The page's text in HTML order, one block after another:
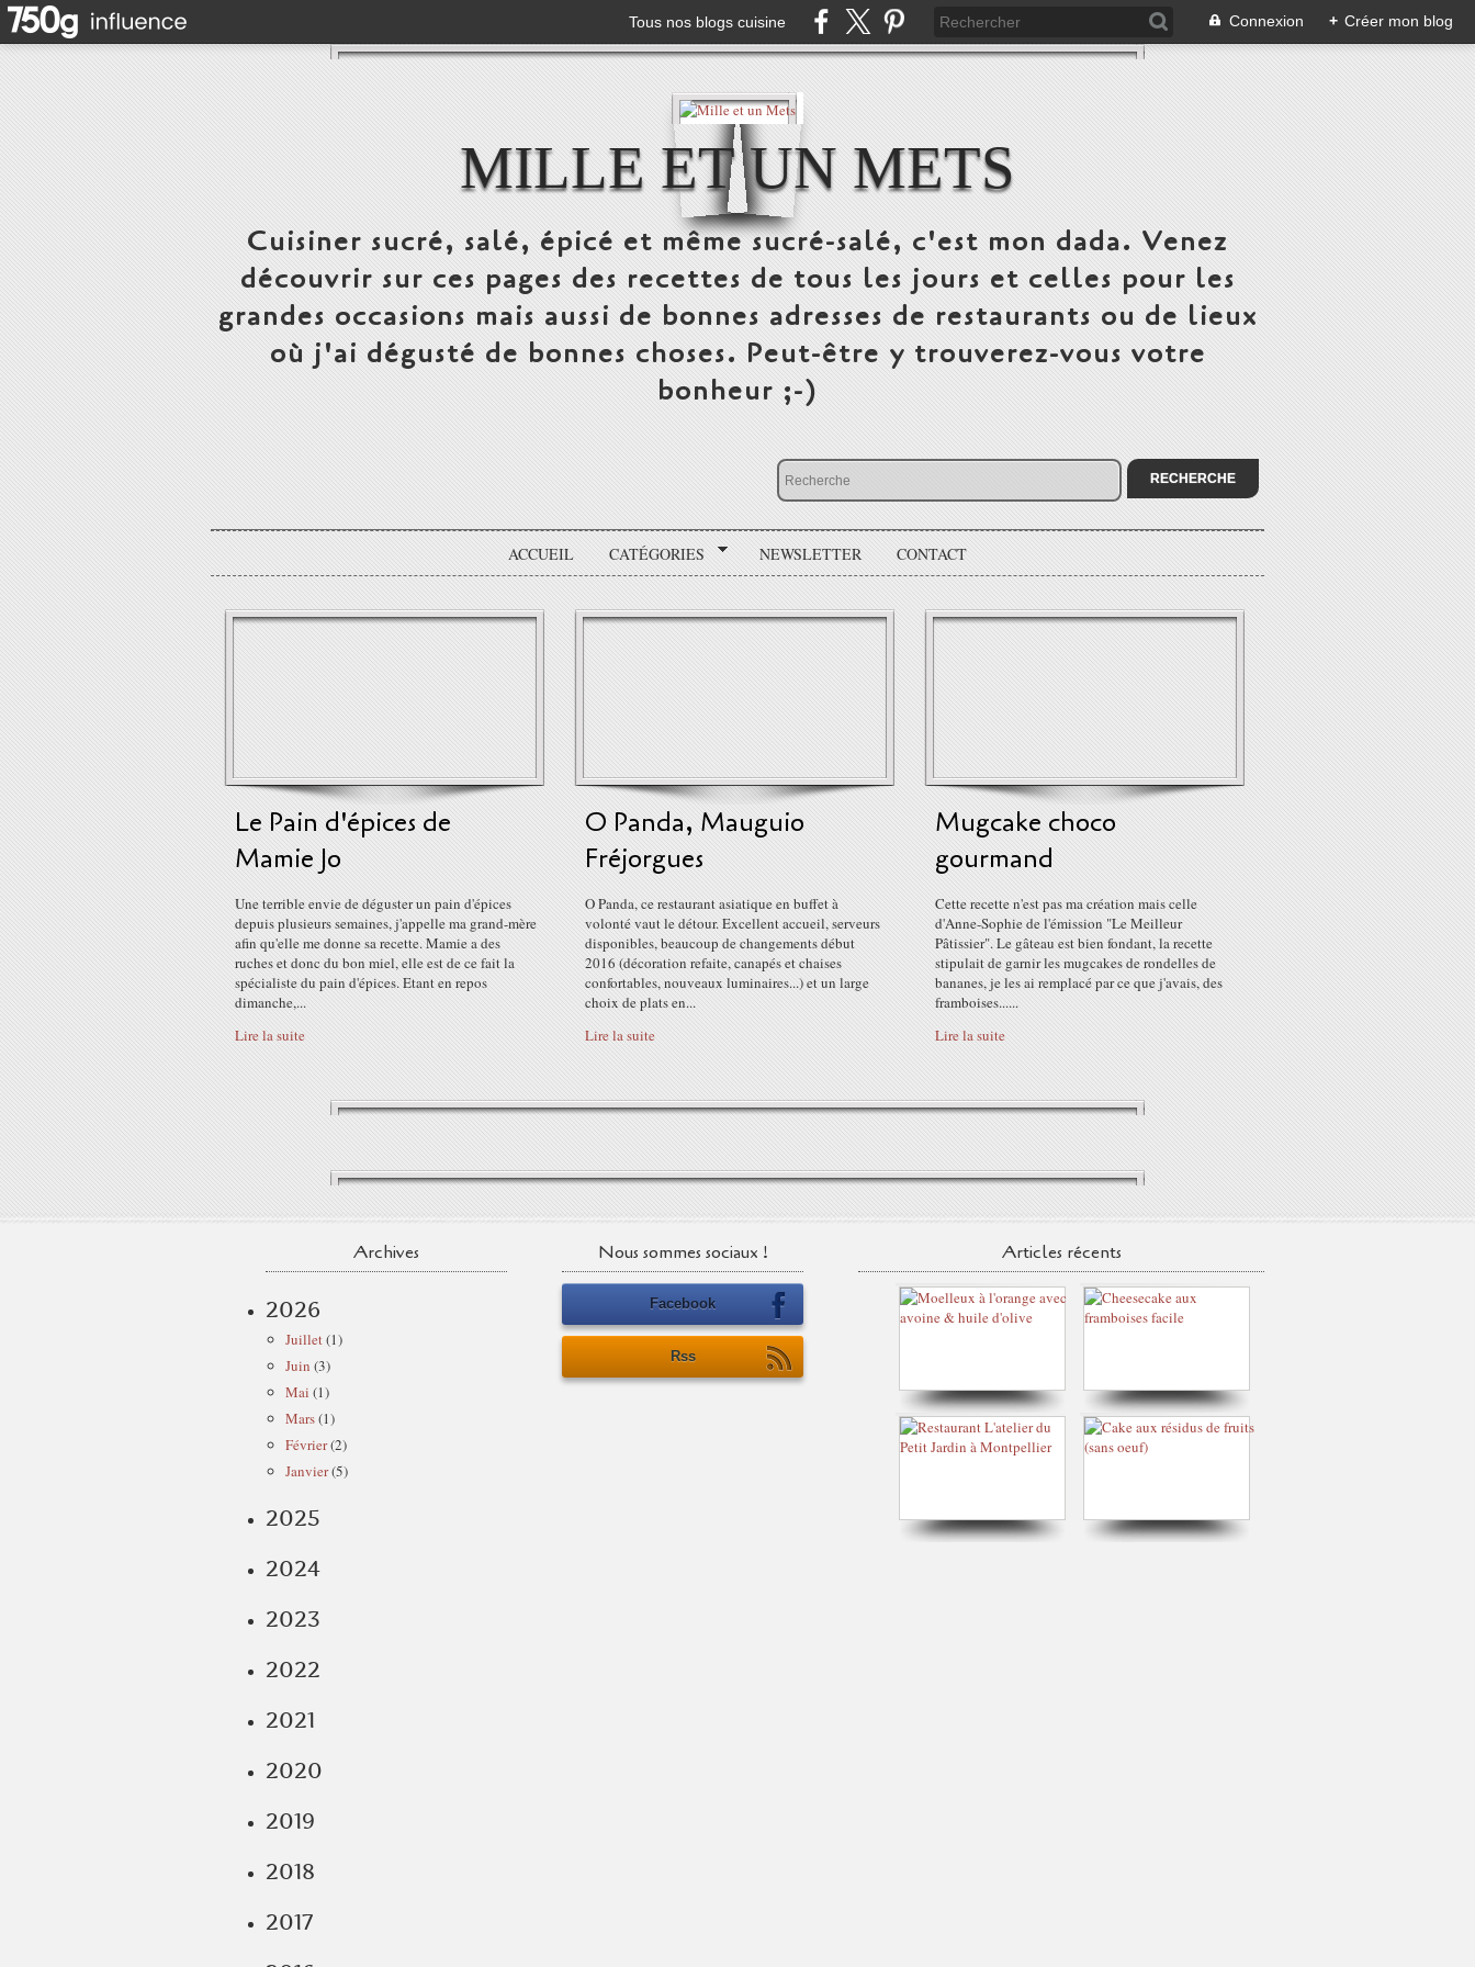
Tous nos blogs cuisine Connexion + Créer mon blog
MILLE ET UN METS
Cuisiner sucré, salé, épicé et même sucré-salé, c'est mon dada. Venez
découvrir sur ces pages des recettes de tous les jours et celles pour les
grandes occasions mais aussi de bonnes adresses de restaurants ou de lieux
où j'ai dégusté de bonnes choses. Peut-être y trouverez-vous votre
bonheur ;-)
ACCUEIL CATÉGORIES NEWSLETTER CONTACT
Le Pain d'épices de
Mamie Jo
Une terrible envie de déguster un pain d'épices
depuis plusieurs semaines, j'appelle ma grand-mère
afin qu'elle me donne sa recette. Mamie a des
ruches et donc du bon miel, elle est de ce fait la
spécialiste du pain d'épices. Etant en repos
dimanche,...
Lire la suite
O Panda, Mauguio
Fréjorgues
O Panda, ce restaurant asiatique en buffet à
volonté vaut le détour. Excellent accueil, serveurs
disponibles, beaucoup de changements début
2016 (décoration refaite, canapés et chaises
confortables, nouveaux luminaires...) et un large
choix de plats en...
Lire la suite
Mugcake choco
gourmand
Cette recette n'est pas ma création mais celle
d'Anne-Sophie de l'émission "Le Meilleur
Pâtissier". Le gâteau est bien fondant, la recette
stipulait de garnir les mugcakes de rondelles de
bananes, je les ai remplacé par ce que j'avais, des
framboises......
Lire la suite
Archives
2026
Juillet(1)
Juin (3)
Mai (1)
Mars(1)
Février(2)
Janvier(5)
2025
2024
2023
2022
2021
2020
2019
2018
2017
Nous sommes sociaux !
Facebook
Rss
Articles récents